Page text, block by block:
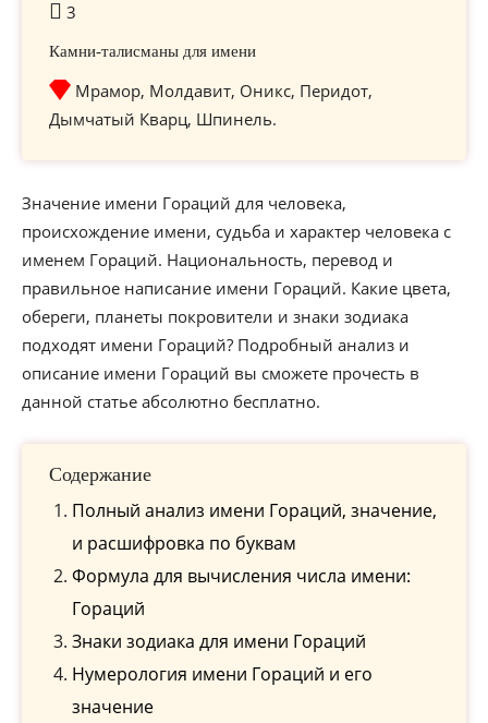
3
Камни-талисманы для имени
Мрамор, Молдавит, Оникс, Перидот,
Дымчатый Кварц, Шпинель.
Значение имени Гораций для человека,
происхождение имени, судьба и характер человека с
именем Гораций. Национальность, перевод и
правильное написание имени Гораций. Какие цвета,
обереги, планеты покровители и знаки зодиака
подходят имени Гораций? Подробный анализ и
описание имени Гораций вы сможете прочесть в
данной статье абсолютно бесплатно.
Содержание
Полный анализ имени Гораций, значение,
и расшифровка по буквам
Формула для вычисления числа имени:
Гораций
Знаки зодиака для имени Гораций
Нумерология имени Гораций и его
значение